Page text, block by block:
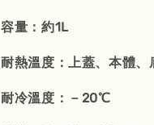
容量：約1L
耐熱溫度：上蓋、本體
耐冷溫度：－20℃